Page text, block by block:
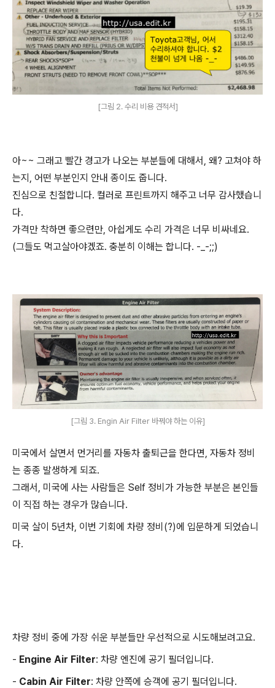
[그림 2. 수리 비용 견적서]
아~~ 그래고 빨간 경고가 나오는 부분들에 대해서, 왜? 고쳐야 하
는지, 어떤 부분인지 안내 종이도 줍니다.
진심으로 친절합니다. 컬러로 프린트까지 해주고 너무 감사했습니
다.
가격만 착하면 좋으련만, 아쉽게도 수리 가격은 너무 비싸네요.
(그들도 먹고살아야겠죠. 충분히 이해는 합니다. -_-;;)
[그림 3. Engin Air Filter 바꿔야 하는 이유]
미국에서 살면서 먼거리를 자동차 출퇴근을 한다면, 자동차 정비
는 종종 발생하게 되죠.
그래서, 미국에 사는 사람들은 Self 정비가 가능한 부분은 본인들
이 직접 하는 경우가 많습니다.
미국 살이 5년차, 이번 기회에 차량 정비(?)에 입문하게 되었습니
다.
차량 정비 중에 가장 쉬운 부분들만 우선적으로 시도해보려고요.
- Engine Air Filter: 차량 엔진에 공기 필더입니다.
- Cabin Air Filter: 차량 안쪽에 승객에 공기 필더입니다.